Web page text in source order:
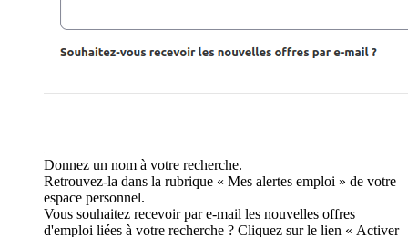
Donnez un nom à votre recherche.
Retrouvez-la dans la rubrique « Mes alertes emploi » de votre
espace personnel.
Vous souhaitez recevoir par e-mail les nouvelles offres
d'emploi liées à votre recherche ? Cliquez sur le lien « Activer